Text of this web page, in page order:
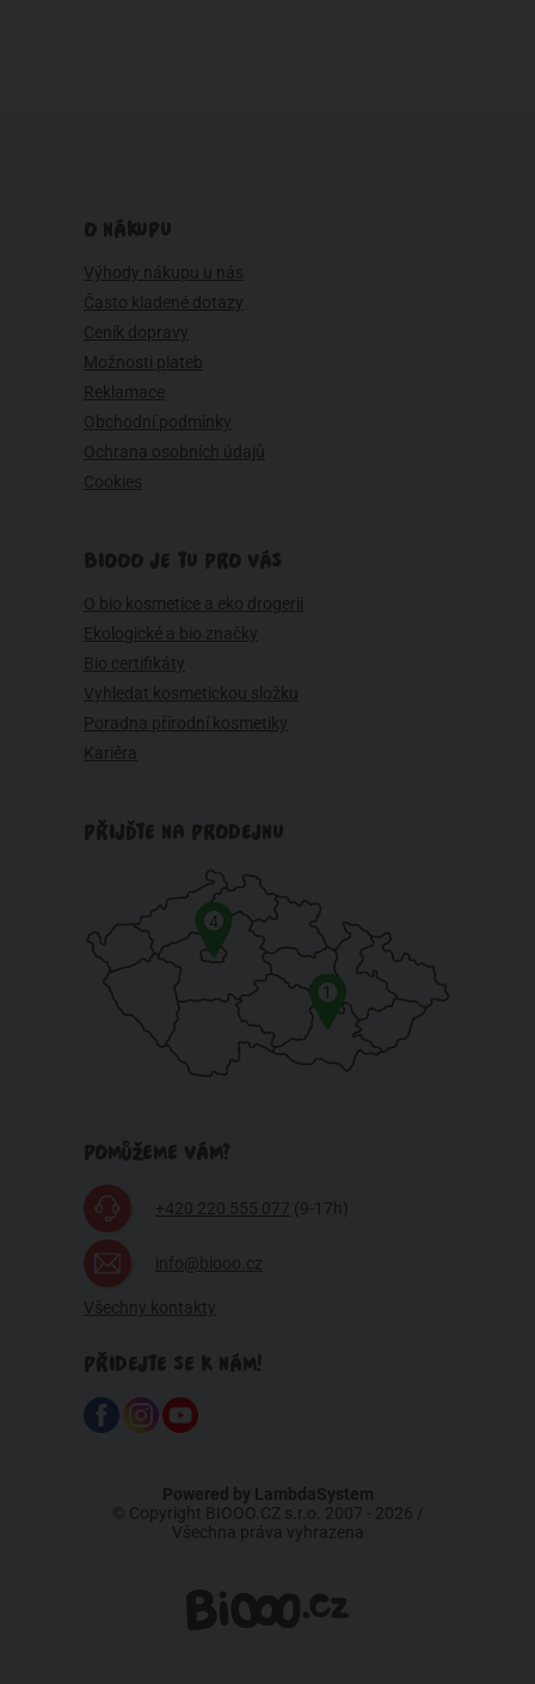
O NÁKUPU
Výhody nákupu u nás
Často kladené dotazy
Ceník dopravy
Možnosti plateb
Reklamace
Obchodní podmínky
Ochrana osobních údajů
Cookies
BIOOO JE TU PRO VÁS
O bio kosmetice a eko drogerii
Ekologické a bio značky
Bio certifikáty
Vyhledat kosmetickou složku
Poradna přírodní kosmetiky
Kariéra
PŘIJĎTE NA PRODEJNU
1
4
POMŮŽEME VÁM?
+420 220 555 077 (9-17h)
info@biooo.cz
Všechny kontakty
PŘIDEJTE SE K NÁM!
Powered by LambdaSystem
© Copyright BIOOO.CZ s.r.o. 2007 - 2026 /
Všechna práva vyhrazena